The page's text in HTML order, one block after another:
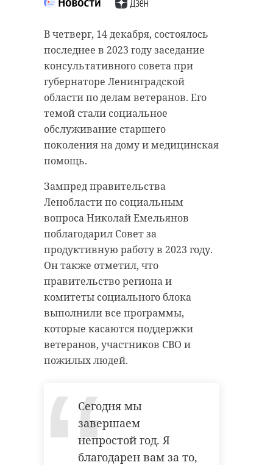
В четверг, 14 декабря, состоялось
последнее в 2023 году заседание
консультативного совета при
губернаторе Ленинградской
области по делам ветеранов. Его
темой стали социальное
обслуживание старшего
поколения на дому и медицинская
помощь.
Зампред правительства
Ленобласти по социальным
вопроса Николай Емельянов
поблагодарил Совет за
продуктивную работу в 2023 году.
Он также отметил, что
правительство региона и
комитеты социального блока
выполнили все программы,
которые касаются поддержки
ветеранов, участников СВО и
пожилых людей.
Сегодня мы
завершаем
непростой год. Я
благодарен вам за то,